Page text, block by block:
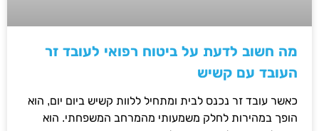
מה חשוב לדעת על ביטוח רפואי לעובד זר
העובד עם קשיש
כאשר עובד זר נכנס לבית ומתחיל ללוות קשיש ביום יום, הוא
הופך במהירות לחלק משמעותי מהמרחב המשפחתי. הוא